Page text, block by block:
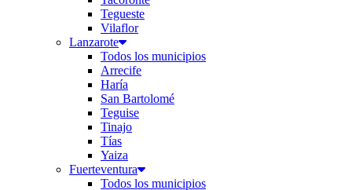
Tegueste
Vilaflor
Lanzarote
Todos los municipios
Arrecife
Haría
San Bartolomé
Teguise
Tinajo
Tías
Yaiza
Fuerteventura
Todos los municipios